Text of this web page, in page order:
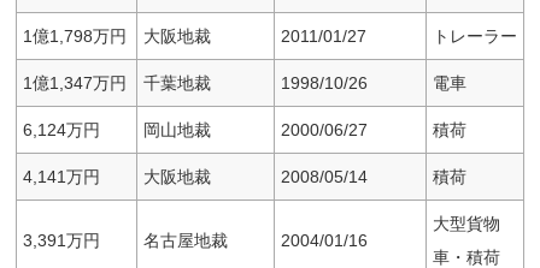
1億1,798万円 大阪地裁 2011/01/27 トレーラー
1億1,347万円 千葉地裁 1998/10/26 電車
6,124万円 岡山地裁 2000/06/27 積荷
4,141万円 大阪地裁 2008/05/14 積荷
3,391万円 名古屋地裁 2004/01/16
大型貨物
車・積荷